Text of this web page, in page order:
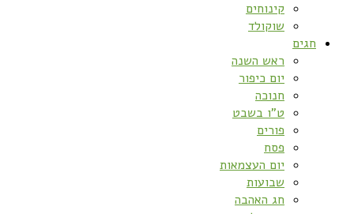
קינוחים
שוקולד
חגים
ראש השנה
יום כיפור
חנוכה
ט”ו בשבט
פורים
פסח
יום העצמאות
שבועות
חג האהבה